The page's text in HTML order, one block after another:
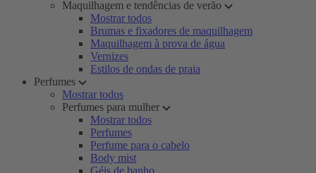
Maquilhagem e tendências de verão
Mostrar todos
Brumas e fixadores de maquilhagem
Maquilhagem à prova de água
Vernizes
Estilos de ondas de praia
Perfumes
Mostrar todos
Perfumes para mulher
Mostrar todos
Perfumes
Perfume para o cabelo
Body mist
Géis de banho